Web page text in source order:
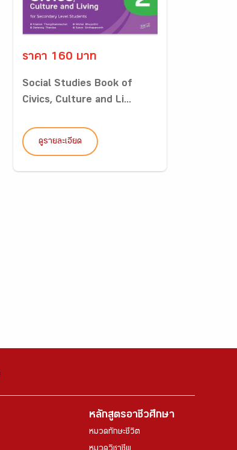
ราคา 160 บาท
Social Studies Book of
Civics, Culture and Li...
ดูรายละเอียด
หลักสูตรอาชีวศึกษา
หมวดทักษะชีวิต